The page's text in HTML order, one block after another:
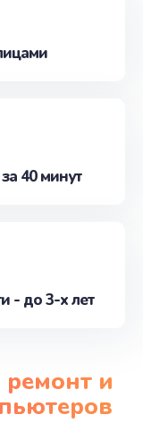
40 минут
- до 3-х лет
ремонт и